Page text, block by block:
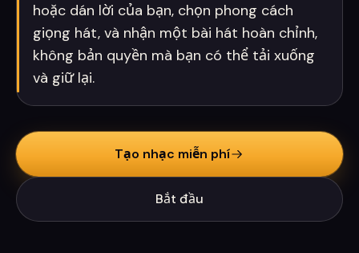
hoặc dán lời của bạn, chọn phong cách
giọng hát, và nhận một bài hát hoàn chỉnh,
không bản quyền mà bạn có thể tải xuống
và giữ lại.
Tạo nhạc miễn phí
Bắt đầu